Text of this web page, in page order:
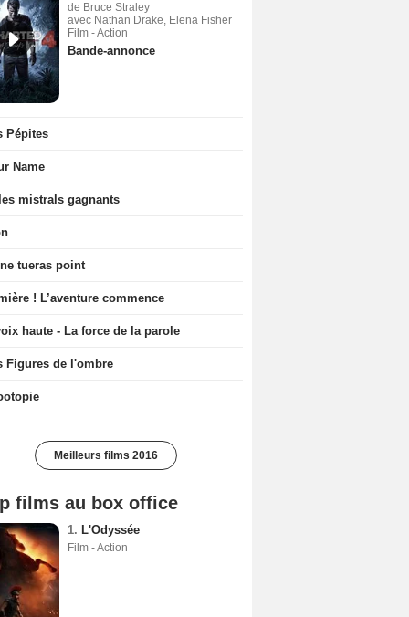
de Bruce Straley
avec Nathan Drake, Elena Fisher
Film - Action
Bande-annonce
Pépites
Name
mistrals gagnants
tueras point
! L’aventure commence
haute - La force de la parole
Figures de l'ombre
Meilleurs films 2016
films au box office
1. L'Odyssée
Film - Action